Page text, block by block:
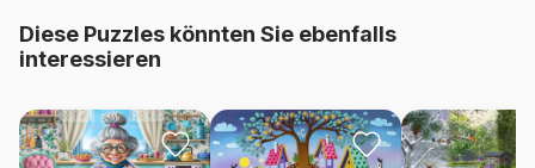
Diese Puzzles könnten Sie ebenfalls
interessieren